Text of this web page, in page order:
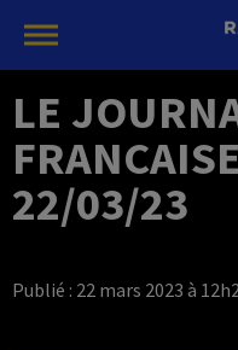
LE
22/03/23
Publié : 22 mars 2023 à